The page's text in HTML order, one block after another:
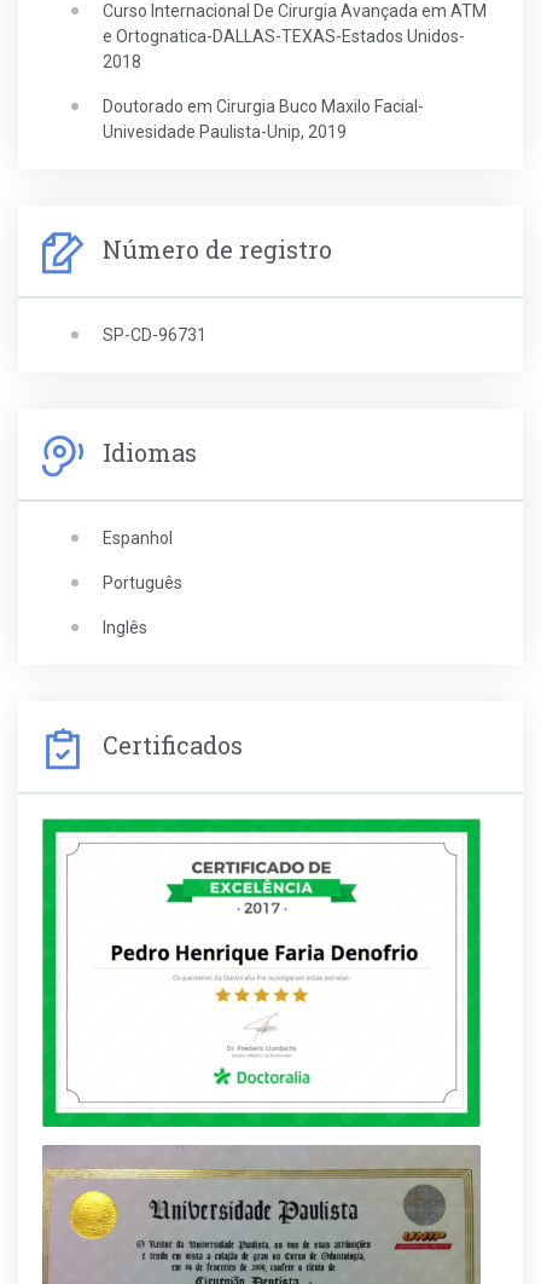
Curso Internacional De Cirurgia Avançada em ATM
e Ortognatica-DALLAS-TEXAS-Estados Unidos-
2018
Doutorado em Cirurgia Buco Maxilo Facial-
Univesidade Paulista-Unip, 2019
Número de registro
SP-CD-96731
Idiomas
Espanhol
Português
Inglês
Certificados